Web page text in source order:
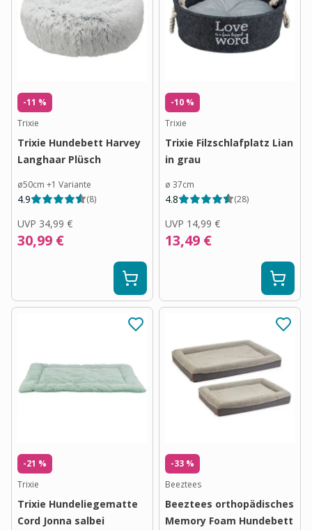
-11 %
Trixie
Trixie Hundebett Harvey
Langhaar Plüsch
ø50cm +1 Variante
4.9 (8)
UVP 34,99 €
30,99 €
-10 %
Trixie
Trixie Filzschlafplatz Lian
in grau
ø 37cm
4.8 (28)
UVP 14,99 €
13,49 €
-21 %
Trixie
Trixie Hundeliegematte
Cord Jonna salbei
-33 %
Beeztees
Beeztees orthopädisches
Memory Foam Hundebett